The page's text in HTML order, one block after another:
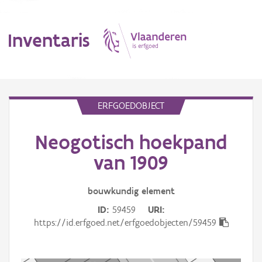
Inventaris
Erfgoedobject
ERFGOEDOBJECT
Neogotisch hoekpand
van 1909
bouwkundig element
ID 59459
URI
https://id.erfgoed.net/erfgoedobjecten/59459